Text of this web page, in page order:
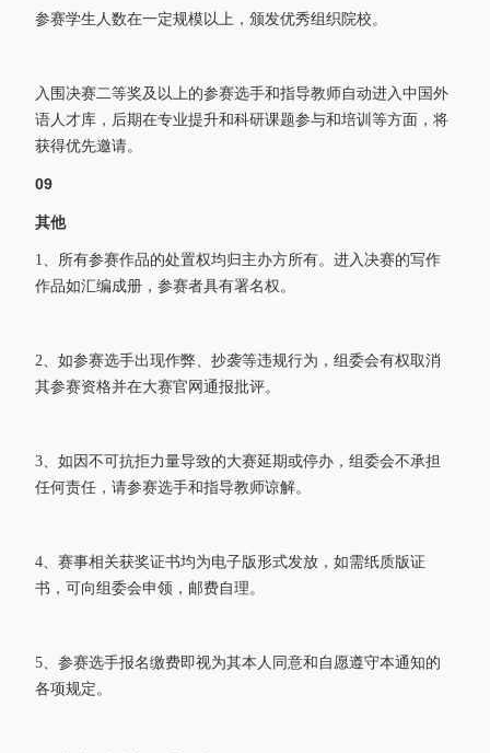
参赛学生人数在一定规模以上，颁发优秀组织院校。
入围决赛二等奖及以上的参赛选手和指导教师自动进入中国外
语人才库，后期在专业提升和科研课题参与和培训等方面，将
获得优先邀请。
09
其他
1、所有参赛作品的处置权均归主办方所有。进入决赛的写作
作品如汇编成册，参赛者具有署名权。
2、如参赛选手出现作弊、抄袭等违规行为，组委会有权取消
其参赛资格并在大赛官网通报批评。
3、如因不可抗拒力量导致的大赛延期或停办，组委会不承担
任何责任，请参赛选手和指导教师谅解。
4、赛事相关获奖证书均为电子版形式发放，如需纸质版证
书，可向组委会申领，邮费自理。
5、参赛选手报名缴费即视为其本人同意和自愿遵守本通知的
各项规定。